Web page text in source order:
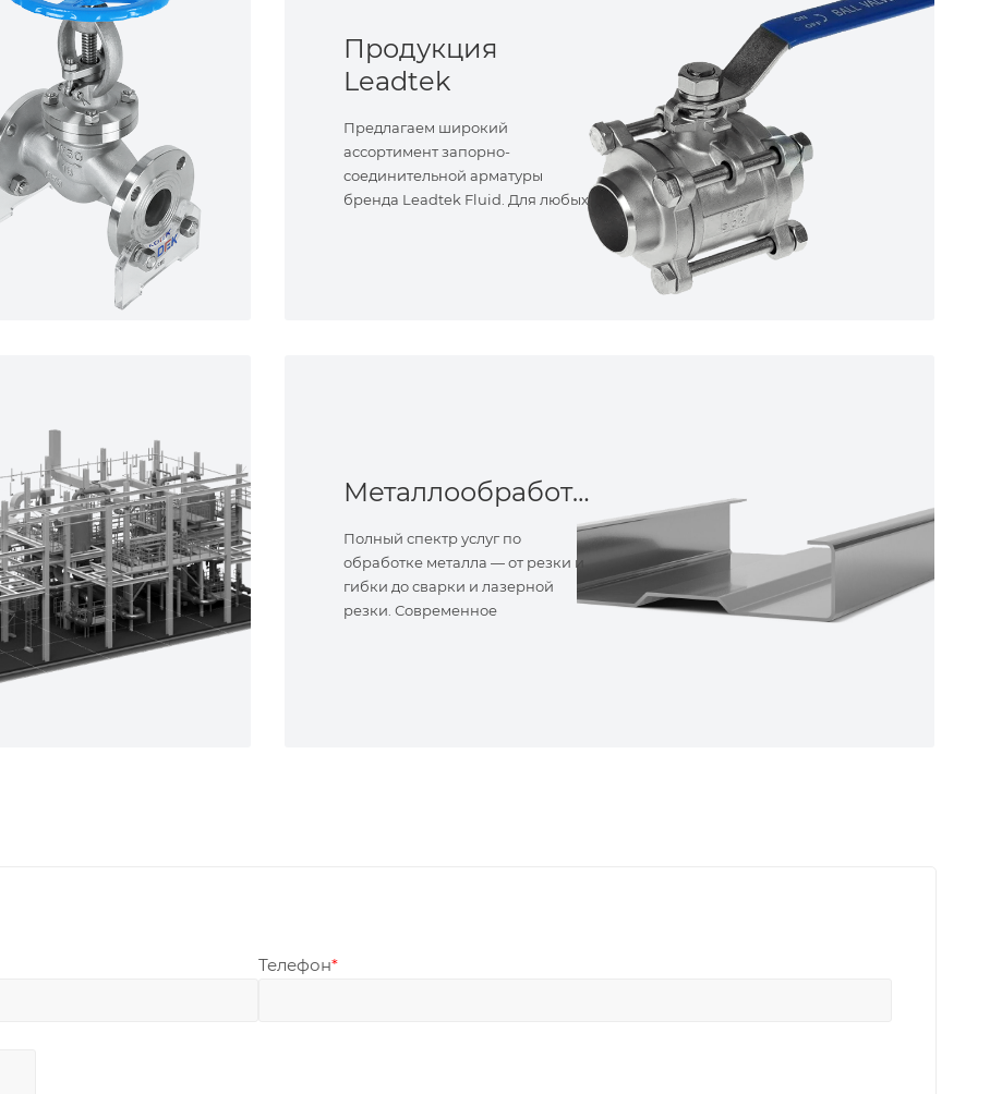
Продукция
Leadtek
Предлагаем широкий
ассортимент запорно-
соединительной арматуры
бренда Leadtek Fluid. Для любых
Металлообработка
Полный спектр услуг по
обработке металла — от резки и
гибки до сварки и лазерной
резки. Современное
Телефон*